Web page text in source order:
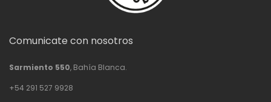
Comunicate con nosotros
Sarmiento 550, Bahía Blanca.
+54 291 527 9928